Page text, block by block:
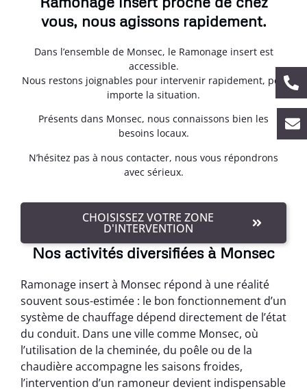
vous, nous agissons rapidement.
Dans l’ensemble de Monsec, le Ramonage insert est
accessible.
Nous restons joignables pour intervenir rapidement, peu
importe la situation.
Présents dans Monsec, nous connaissons bien les
besoins locaux.
N’hésitez pas à nous contacter, nous vous répondrons
avec sérieux.
CHOISISSEZ VOTRE ZONE
D'INTERVENTION
Nos activités diversifiées à Monsec
Ramonage insert à Monsec répond à une réalité
souvent sous-estimée : le bon fonctionnement d’un
système de chauffage dépend directement de l’état
du conduit. Dans une ville comme Monsec, où
l’utilisation de la cheminée, du poêle ou de la
chaudière accompagne les saisons froides,
l’intervention d’un ramoneur devient indispensable